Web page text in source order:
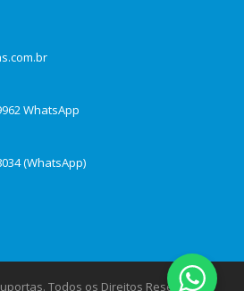
WhatsApp
(WhatsApp)
Todos os Direitos Reservados.